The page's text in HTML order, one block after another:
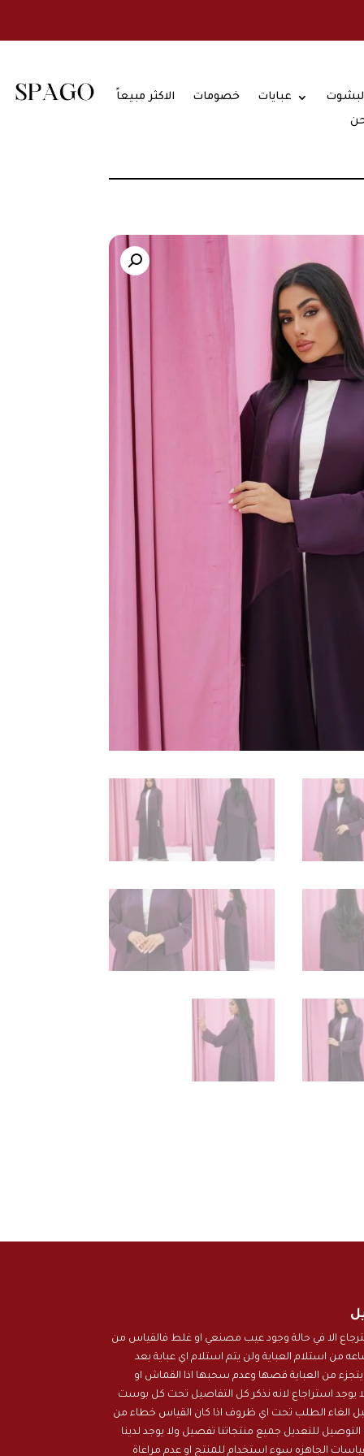
الاكثر مبيعاً خصومات عبايات
الا في حالة وجود عيب مصنعي او غلط فالقياس من
المتجر ذلك خلال 24 ساعه من استلام العباية ولن يتم استلام اي عباية بعد
يتجزء من العباية قصها وعدم سحبها اذا القماش او
يوجد استراجاع لانه نذكر كل التفاصيل تحت كل بوست
الغاء الطلب تحت اي ظروف اذا كان القياس خطاء من
للتعديل جميع منتجاتنا تفصيل ولا يوجد لدينا
الجاهزه سوء استخدام للمنتج او عدم مراعاة